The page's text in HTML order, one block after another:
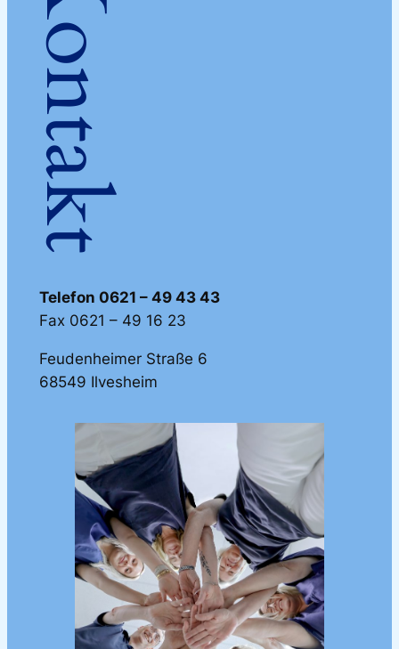
Kontakt
Telefon 0621 – 49 43 43
Fax 0621 – 49 16 23
Feudenheimer Straße 6
68549 Ilvesheim